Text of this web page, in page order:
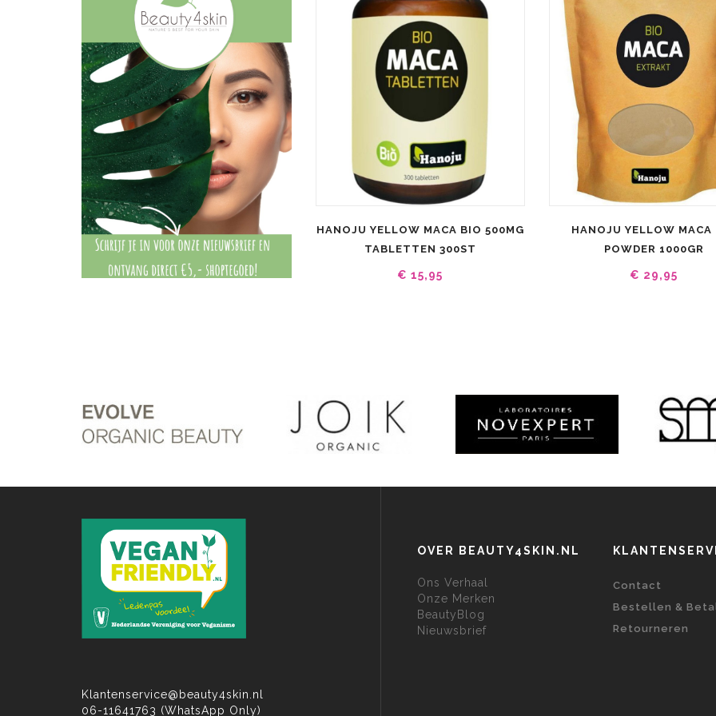
HANOJU YELLOW MACA BIO 500MG
TABLETTEN 300ST
€ 15,95
HANOJU YELLOW MACA
POWDER 1000GR
€ 29,95
Klantenservice@beauty4skin.nl
06-11641763 (WhatsApp Only)
OVER BEAUTY4SKIN.NL
Ons Verhaal
Onze Merken
BeautyBlog
Nieuwsbrief
Contact
Bestellen &
Retourneren